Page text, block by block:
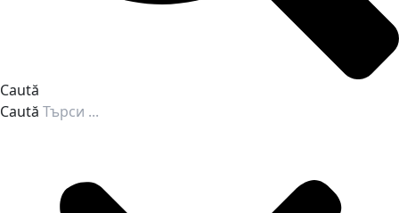
Caută
Caută